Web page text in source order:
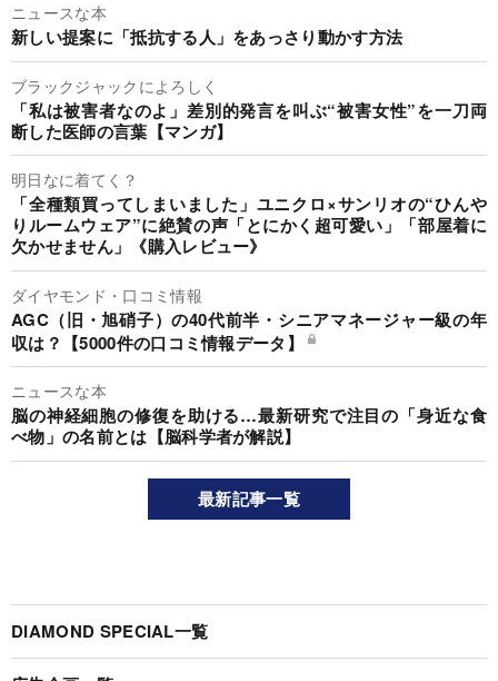
ニュースな本
新しい提案に「抵抗する人」をあっさり動かす方法
ブラックジャックによろしく
「私は被害者なのよ」差別的発言を叫ぶ“被害女性”を一刀両
断した医師の言葉【マンガ】
明日なに着てく？
「全種類買ってしまいました」ユニクロ×サンリオの“ひんや
りルームウェア”に絶賛の声「とにかく超可愛い」「部屋着に
欠かせません」《購入レビュー》
ダイヤモンド・口コミ情報
AGC（旧・旭硝子）の40代前半・シニアマネージャー級の年
収は？【5000件の口コミ情報データ】
ニュースな本
脳の神経細胞の修復を助ける…最新研究で注目の「身近な食
べ物」の名前とは【脳科学者が解説】
最新記事一覧
DIAMOND SPECIAL一覧